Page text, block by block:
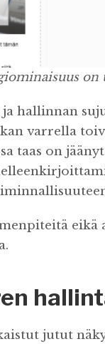
on
hallinnan
varrella
taas on
eikä
jutut